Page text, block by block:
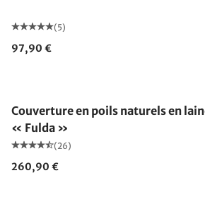
(5)
97,90 €
Couverture en poils naturels en
« Fulda »
(26)
260,90 €